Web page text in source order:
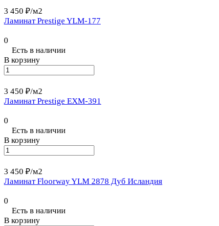
3 450 ₽/м2
Ламинат Prestige YLM-177
0
Есть в наличии
В корзину
3 450 ₽/м2
Ламинат Prestige EXM-391
0
Есть в наличии
В корзину
3 450 ₽/м2
Ламинат Floorway YLM 2878 Дуб Исландия
0
Есть в наличии
В корзину